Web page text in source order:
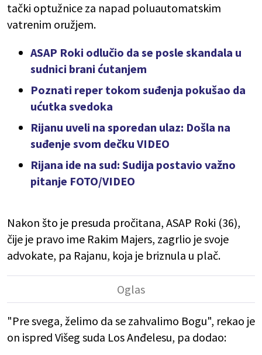
tački optužnice za napad poluautomatskim
vatrenim oružjem.
ASAP Roki odlučio da se posle skandala u
sudnici brani ćutanjem
Poznati reper tokom suđenja pokušao da
ućutka svedoka
Rijanu uveli na sporedan ulaz: Došla na
suđenje svom dečku VIDEO
Rijana ide na sud: Sudija postavio važno
pitanje FOTO/VIDEO
Nakon što je presuda pročitana, ASAP Roki (36),
čije je pravo ime Rakim Majers, zagrlio je svoje
advokate, pa Rajanu, koja je briznula u plač.
"Pre svega, želimo da se zahvalimo Bogu", rekao je
on ispred Višeg suda Los Anđelesu, pa dodao: